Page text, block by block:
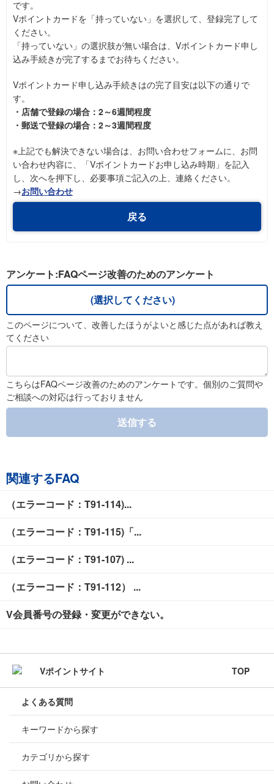
です。
Vポイントカードを「持っていない」を選択して、登録完了して
ください。
「持っていない」の選択肢が無い場合は、Vポイントカード申し
込み手続きが完了するまでお待ちください。
Vポイントカード申し込み手続きはの完了目安は以下の通りで
す。
・店舗で登録の場合：2～6週間程度
・郵送で登録の場合：2～3週間程度
※上記でも解決できない場合は、お問い合わせフォームに、お問
い合わせ内容に、「Vポイントカードお申し込み時期」を記入
し、次へを押下し、必要事項ご記入の上、連絡ください。
→お問い合わせ
戻る
アンケート:FAQページ改善のためのアンケート
(選択してください)
このページについて、改善したほうがよいと感じた点があれば教え
てください
こちらはFAQページ改善のためのアンケートです。個別のご質問や
ご相談への対応は行っておりません
送信する
関連するFAQ
（エラーコード：T91-114)...
（エラーコード：T91-115)「...
（エラーコード：T91-107) ...
（エラーコード：T91-112） ...
V会員番号の登録・変更ができない。
TOP
よくある質問
キーワードから探す
カテゴリから探す